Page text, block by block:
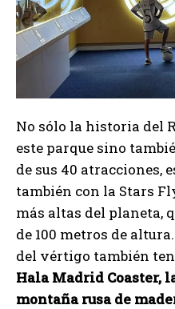
No sólo la historia del
este parque sino
de sus 40 atracciones,
también con la Stars
más altas del planeta,
de 100 metros de
del vértigo también
Hala Madrid Coaster,
montaña rusa de